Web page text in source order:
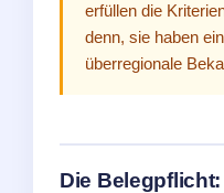
erfüllen die
denn, sie haben
überregionale
Die